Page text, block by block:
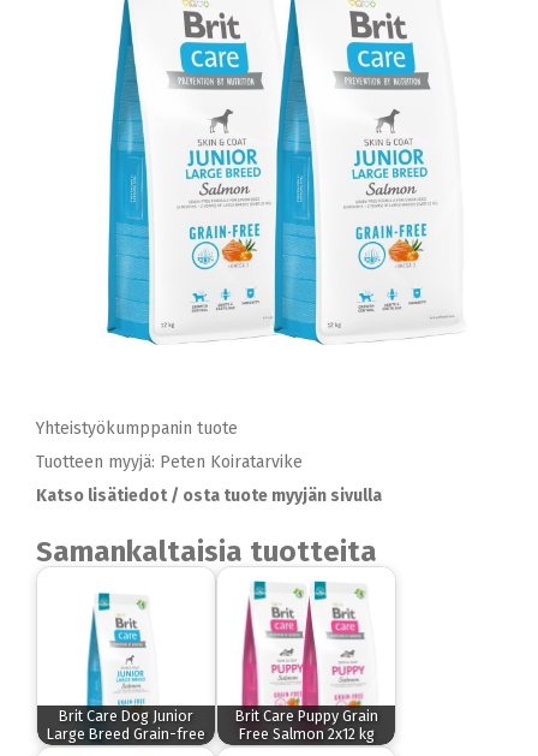
Yhteistyökumppanin tuote
Tuotteen myyjä: Peten Koiratarvike
Katso lisätiedot / osta tuote myyjän sivulla
Samankaltaisia tuotteita
Brit Care Dog Junior
Large Breed Grain-free
Brit Care Puppy Grain
Free Salmon 2x12 kg